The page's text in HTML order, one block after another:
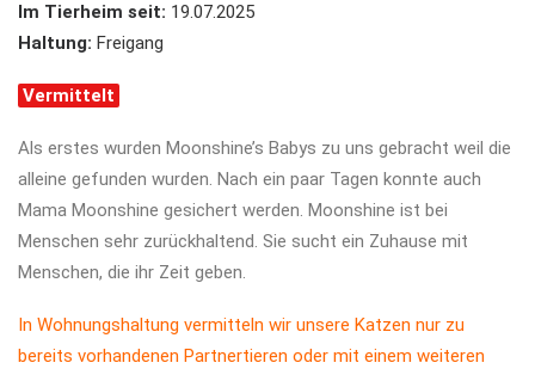
Im Tierheim seit: 19.07.2025
Haltung: Freigang
Vermittelt
Als erstes wurden Moonshine’s Babys zu uns gebracht weil die
alleine gefunden wurden. Nach ein paar Tagen konnte auch
Mama Moonshine gesichert werden. Moonshine ist bei
Menschen sehr zurückhaltend. Sie sucht ein Zuhause mit
Menschen, die ihr Zeit geben.
In Wohnungshaltung vermitteln wir unsere Katzen nur zu
bereits vorhandenen Partnertieren oder mit einem weiteren